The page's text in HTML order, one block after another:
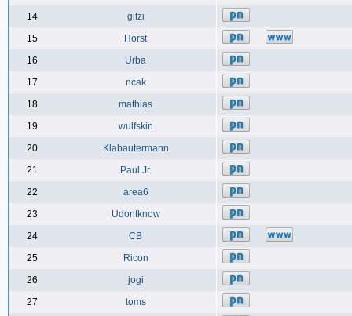
14
gitzi
15
Horst
16
Urba
17
ncak
18
mathias
19
wulfskin
20
Klabautermann
21
Paul Jr.
22
area6
23
Udontknow
24
CB
25
Ricon
26
jogi
27
toms